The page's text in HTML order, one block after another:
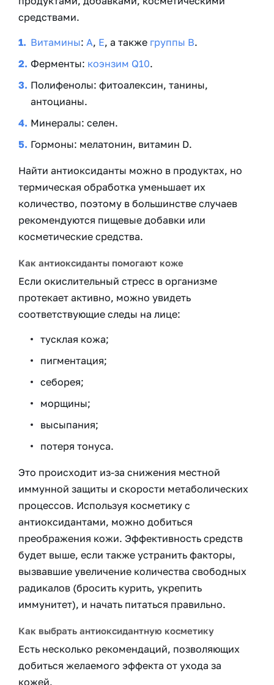
средствами.
Витамины: А, Е, а также группы В.
Ферменты: коэнзим Q10.
Полифенолы: фитоалексин, танины,
антоцианы.
Минералы: селен.
Гормоны: мелатонин, витамин D.
Найти антиоксиданты можно в продуктах, но
термическая обработка уменьшает их
количество, поэтому в большинстве случаев
рекомендуются пищевые добавки или
косметические средства.
Как антиоксиданты помогают коже
Если окислительный стресс в организме
протекает активно, можно увидеть
соответствующие следы на лице:
тусклая кожа;
пигментация;
себорея;
морщины;
высыпания;
потеря тонуса.
Это происходит из-за снижения местной
иммунной защиты и скорости метаболических
процессов. Используя косметику с
антиоксидантами, можно добиться
преображения кожи. Эффективность средств
будет выше, если также устранить факторы,
вызвавшие увеличение количества свободных
радикалов (бросить курить, укрепить
иммунитет), и начать питаться правильно.
Как выбрать антиоксидантную косметику
Есть несколько рекомендаций, позволяющих
добиться желаемого эффекта от ухода за
кожей.